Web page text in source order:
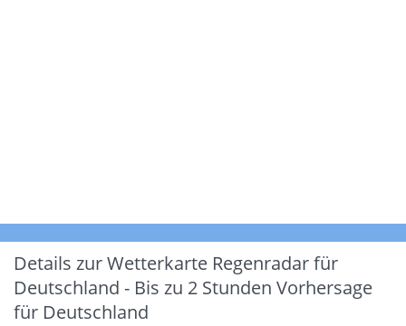
Details zur Wetterkarte Regenradar für
Deutschland - Bis zu 2 Stunden Vorhersage
für Deutschland